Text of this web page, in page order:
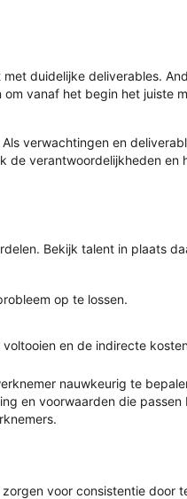
duidelijke deliverables.
vanaf het begin het juiste
verwachtingen en
de verantwoordelijkheden en
Bekijk talent in plaats
op te lossen.
en de indirecte
nauwkeurig te
en voorwaarden die passen
voor consistentie door